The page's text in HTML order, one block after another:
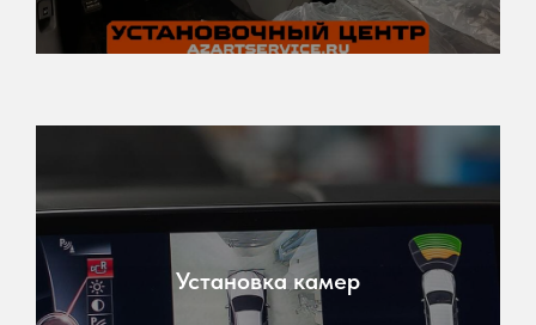
Установка камер